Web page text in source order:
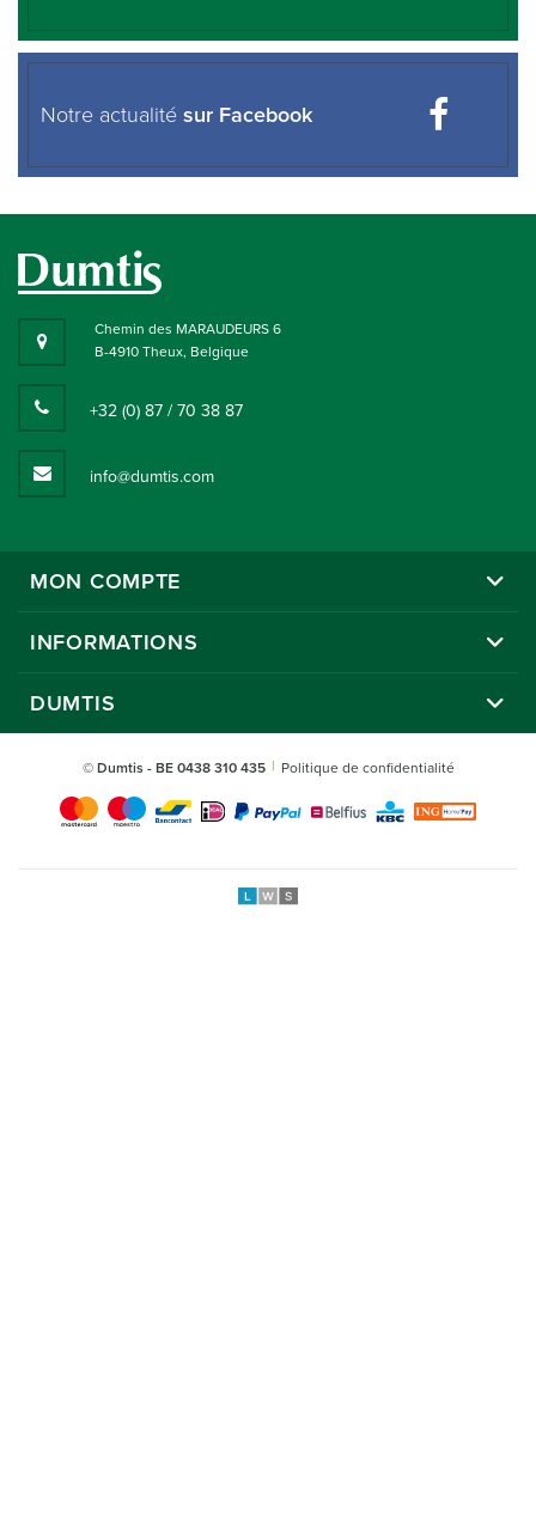
Notre actualité sur Facebook
Chemin des MARAUDEURS 6
B-4910 Theux, Belgique
+32 (0) 87 / 70 38 87
info@dumtis.com
MON COMPTE
INFORMATIONS
DUMTIS
© Dumtis- BE 0438 310 435 Politique de confidentialité